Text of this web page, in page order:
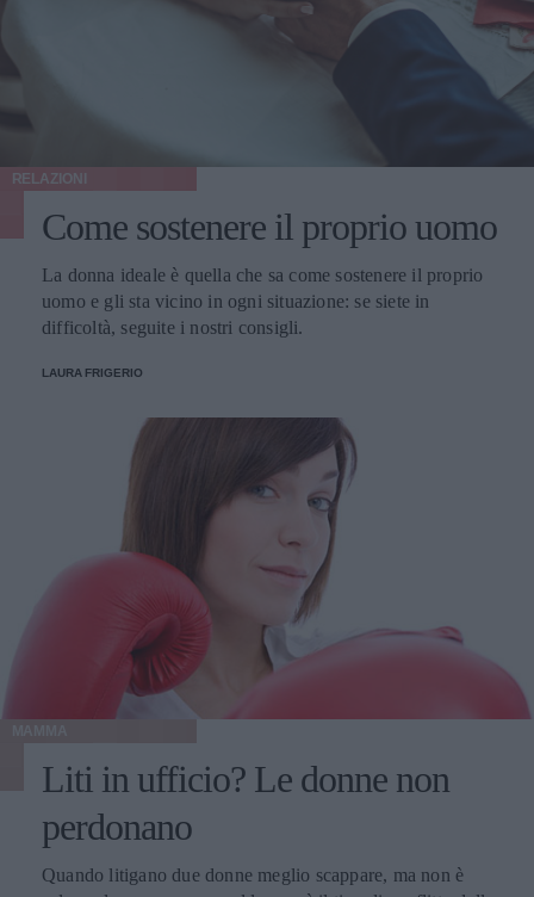
RELAZIONI
Come sostenere il proprio uomo
La donna ideale è quella che sa come sostenere il proprio
uomo e gli sta vicino in ogni situazione: se siete in
difficoltà, seguite i nostri consigli.
LAURA FRIGERIO
Liti in ufficio? Le donne non
perdonano
Quando litigano due donne meglio scappare, ma non è